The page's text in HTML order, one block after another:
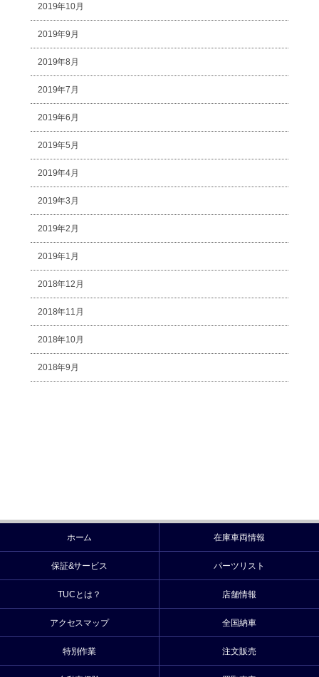
2019年10月
2019年9月
2019年8月
2019年7月
2019年6月
2019年5月
2019年4月
2019年3月
2019年2月
2019年1月
2018年12月
2018年11月
2018年10月
2018年9月
ホーム 在庫車両情報
保証&サービス パーツリスト
TUCとは？ 店舗情報
アクセスマップ 全国納車
特別作業 注文販売